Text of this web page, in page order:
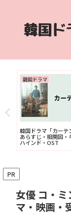
韓国ドラマ
韓国ドラマ「カーテ
あらすじ・相関図・
ハインド・OST
PR
女優 コ・
マ・映画・